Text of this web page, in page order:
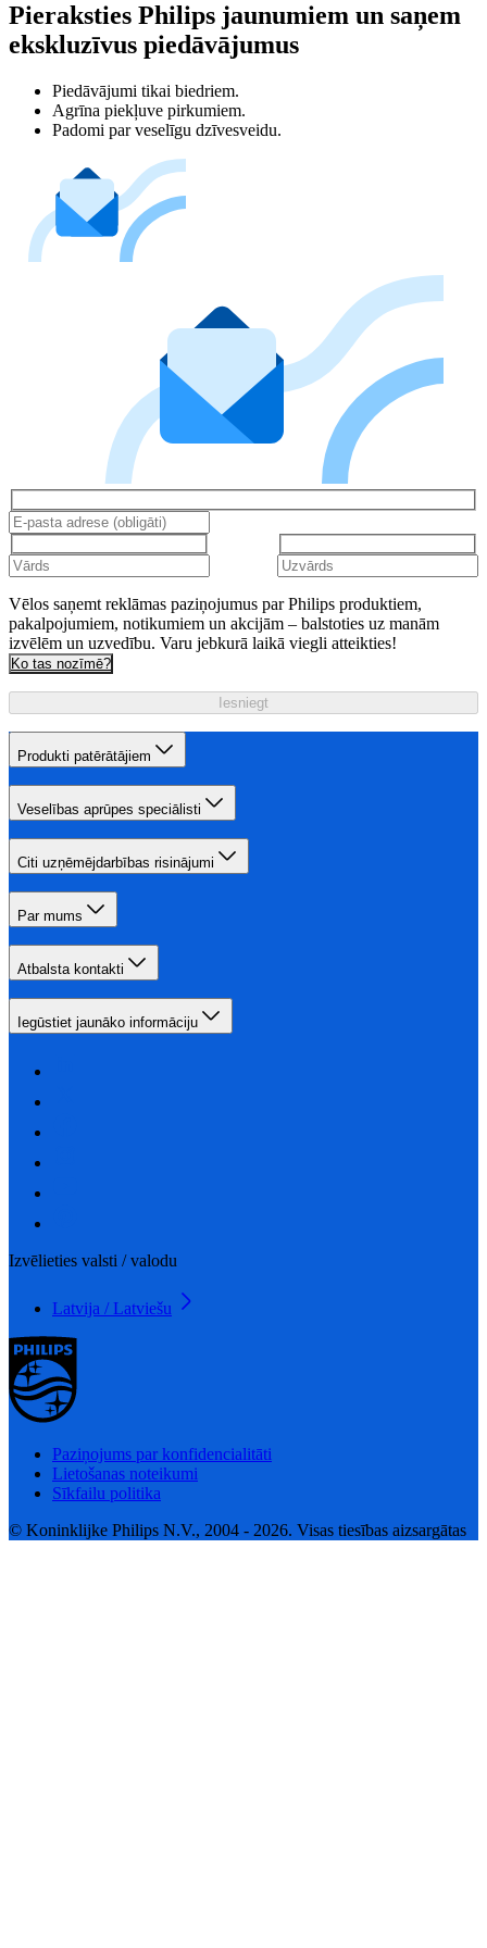
Pieraksties Philips jaunumiem un saņem
ekskluzīvus piedāvājumus
Piedāvājumi tikai biedriem.
Agrīna piekļuve pirkumiem.
Padomi par veselīgu dzīvesveidu.
Vēlos saņemt reklāmas paziņojumus par Philips produktiem,
pakalpojumiem, notikumiem un akcijām – balstoties uz manām
izvēlēm un uzvedību. Varu jebkurā laikā viegli atteikties!
Ko tas nozīmē?
Iesniegt
Produkti patērātājiem
Veselības aprūpes speciālisti
Citi uzņēmējdarbības risinājumi
Par mums
Atbalsta kontakti
Iegūstiet jaunāko informāciju
Izvēlieties valsti / valodu
Latvija / Latviešu
Paziņojums par konfidencialitāti
Lietošanas noteikumi
Sīkfailu politika
© Koninklijke Philips N.V., 2004 - 2026. Visas tiesības aizsargātas